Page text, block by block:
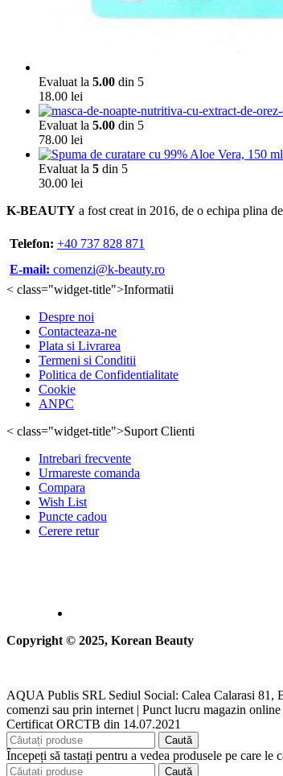
Evaluat la 5.00 din 5
18.00 lei
Evaluat la 5.00 din 5
78.00 lei
Evaluat la 5 din 5
30.00 lei
K-BEAUTY a fost creat in 2016, de o echipa plina
Telefon: +40 737 828 871
E-mail: comenzi@k-beauty.ro
< class="widget-title">Informatii
Despre noi
Contacteaza-ne
Plata si Livrarea
Termeni si Conditii
Politica de Confidentialitate
Cookie
ANPC
< class="widget-title">Suport Clienti
Intrebari frecvente
Urmareste comanda
Compara
Wish List
Puncte cadou
Cerere retur
Copyright © 2025, Korean Beauty
AQUA Publis SRL Sediul Social: Calea Calarasi 81,
comenzi sau prin internet | Punct lucru magazin
Certificat ORCTB din 14.07.2021
Caută
Începeți să tastați pentru a vedea produsele pe care le
Caută